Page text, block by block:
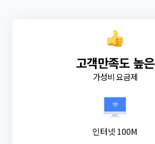
고객만족도 높은
가성비 요금제
인터넷 100M